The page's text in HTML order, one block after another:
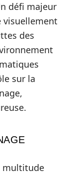
défi majeur
visuellement
des
sur la
multitude